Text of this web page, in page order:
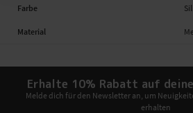
Farbe
Material
Erhalte 10% Rabatt auf
Melde dich für den Newsletter an, um
erhalten